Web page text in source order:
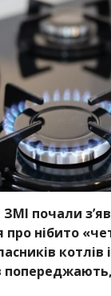
почали
про нібито
котлів